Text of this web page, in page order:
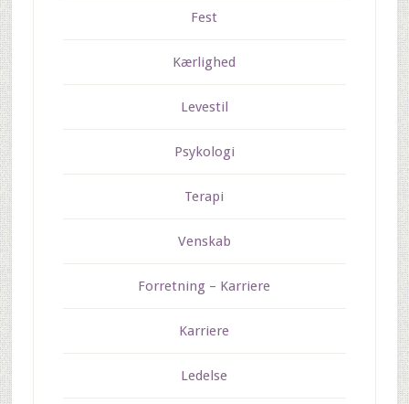
Fest
Kærlighed
Levestil
Psykologi
Terapi
Venskab
Forretning – Karriere
Karriere
Ledelse